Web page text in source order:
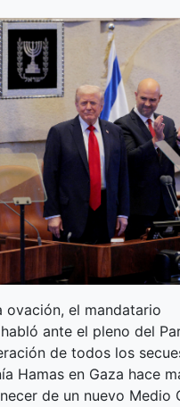
ovación, el mandatario
ante el pleno del
de todos los
Hamas en Gaza hace
de un nuevo Medio